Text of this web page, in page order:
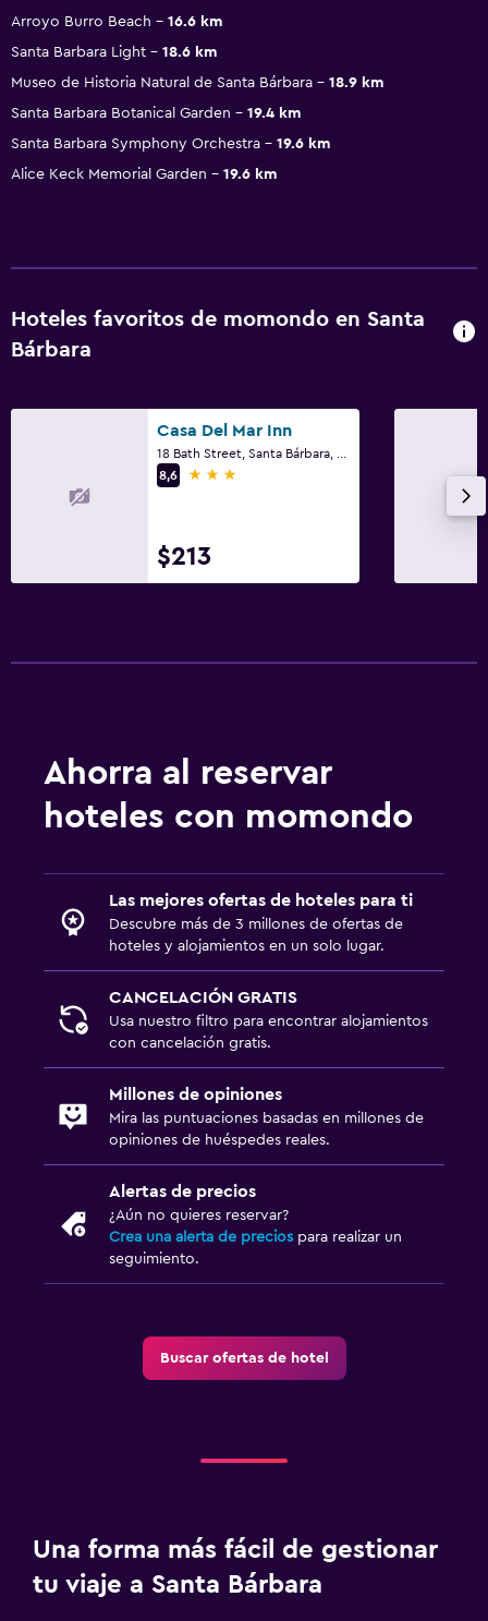
Arroyo Burro Beach
16.6 km
Santa Barbara Light
18.6 km
Museo de Historia Natural de Santa Bárbara
18.9 km
Santa Barbara Botanical Garden
19.4 km
Santa Barbara Symphony Orchestra
19.6 km
Alice Keck Memorial Garden
19.6 km
Hoteles favoritos de momondo en Santa
Bárbara
Casa Del Mar Inn
8,6
3 estrellas
$213
Ahorra al reservar
hoteles con momondo
Las mejores ofertas de hoteles para ti
Descubre más de 3 millones de ofertas de
hoteles y alojamientos en un solo lugar.
CANCELACIÓN GRATIS
Usa nuestro filtro para encontrar alojamientos
con cancelación gratis.
Millones de opiniones
Mira las puntuaciones basadas en millones de
opiniones de huéspedes reales.
Alertas de precios
¿Aún no quieres reservar?
Crea una alerta de precios para realizar un
seguimiento.
Buscar ofertas de hotel
Una forma más fácil de gestionar
tu viaje a Santa Bárbara